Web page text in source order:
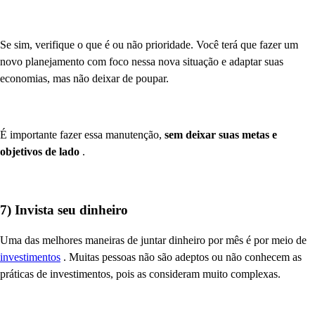
Se sim, verifique o que é ou não prioridade. Você terá que fazer um
novo planejamento com foco nessa nova situação e adaptar suas
economias, mas não deixar de poupar.
É importante fazer essa manutenção, sem deixar suas metas e
objetivos de lado .
7) Invista seu dinheiro
Uma das melhores maneiras de juntar dinheiro por mês é por meio de
investimentos . Muitas pessoas não são adeptos ou não conhecem as
práticas de investimentos, pois as consideram muito complexas.